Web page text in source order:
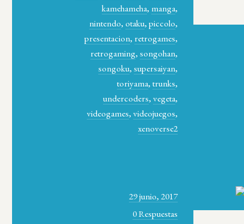
kamehameha, manga,
nintendo,otaku,piccolo,
presentacion, retrogames,
retrogaming,songohan,
songoku,supersaiyan,
toriyama,trunks,
undercoders,vegeta,
videogames,videojuegos,
xenoverse2
29 junio, 2017
0 Respuestas